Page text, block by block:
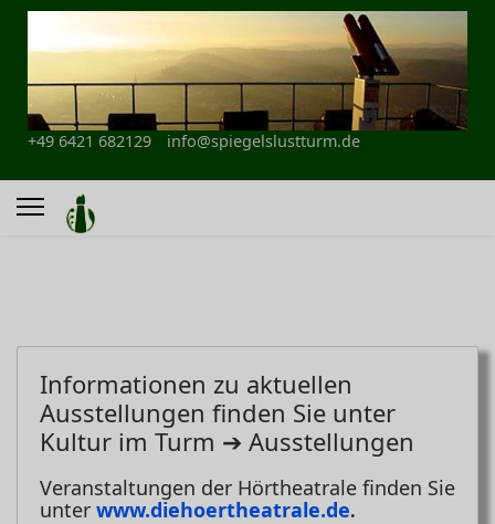
+49 6421 682129 info@spiegelslustturm.de
Informationen zu aktuellen
Ausstellungen finden Sie unter
Kultur im Turm ➔ Ausstellungen
Veranstaltungen der Hörtheatrale finden Sie
unter www.diehoertheatrale.de.